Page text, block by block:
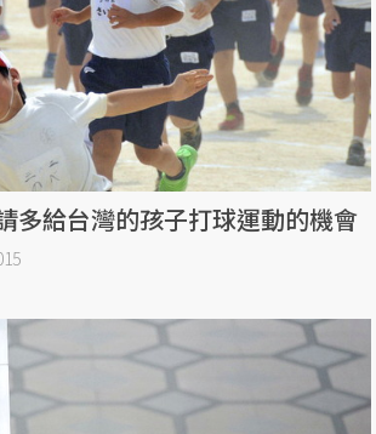
多給台灣的孩子打球運動的機會